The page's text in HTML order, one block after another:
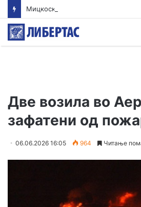
Две возила во
зафатени од
06.06.2026 16:05 964 Читање